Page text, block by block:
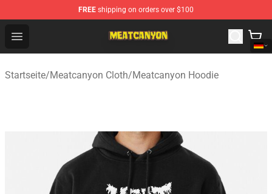
FREE shipping on orders over $100
Open menu
MeatCanyon Shop - Official MeatCanyon Merchandise
Startseite/Meatcanyon Cloth/Meatcanyon Hoodie